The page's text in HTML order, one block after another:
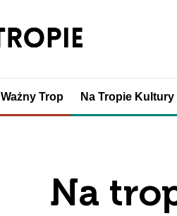
Ważny Trop Na Tropie Kultury
Na